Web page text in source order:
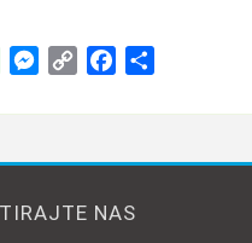
WhatsAppMessenger
Copy
Facebook
NAS